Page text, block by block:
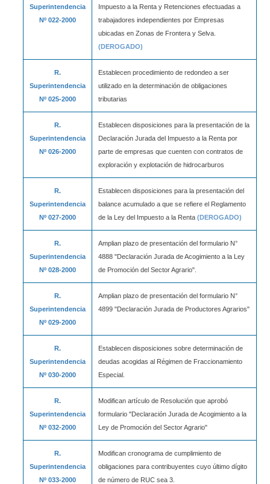
Superintendencia
Nº 022-2000
Impuesto a la Renta y Retenciones efectuadas a
trabajadores independientes por Empresas
ubicadas en Zonas de Frontera y Selva.
(DEROGADO)
R.
Superintendencia
Nº 025-2000
Establecen procedimiento de redondeo a ser
utilizado en la determinación de obligaciones
tributarias
R.
Superintendencia
Nº 026-2000
Establecen disposiciones para la presentación de la
Declaración Jurada del Impuesto a la Renta por
parte de empresas que cuenten con contratos de
exploración y explotación de hidrocarburos
R.
Superintendencia
Nº 027-2000
Establecen disposiciones para la presentación del
balance acumulado a que se refiere el Reglamento
de la Ley del Impuesto a la Renta (DEROGADO)
R.
Superintendencia
Nº 028-2000
Amplian plazo de presentación del formulario N°
4888 "Declaración Jurada de Acogimiento a la Ley
de Promoción del Sector Agrario".
R.
Superintendencia
Nº 029-2000
Amplian plazo de presentación del formulario N°
4899 "Declaración Jurada de Productores Agrarios"
R.
Superintendencia
Nº 030-2000
Establecen disposiciones sobre determinación de
deudas acogidas al Régimen de Fraccionamiento
Especial.
R.
Superintendencia
Nº 032-2000
Modifican artículo de Resolución que aprobó
formulario "Declaración Jurada de Acogimiento a la
Ley de Promoción del Sector Agrario"
R.
Superintendencia
Nº 033-2000
Modifican cronograma de cumplimiento de
obligaciones para contribuyentes cuyo último dígito
de número de RUC sea 3.